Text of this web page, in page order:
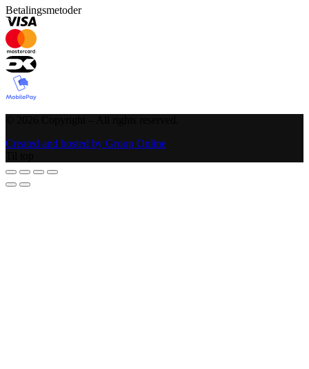
Betalingsmetoder
Created and hosted by Group Online